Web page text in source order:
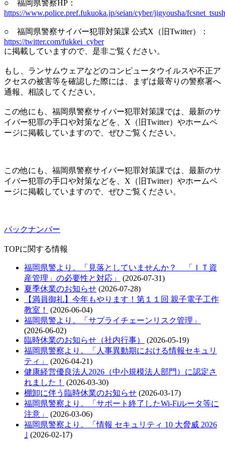
○ 福岡県警察HP：
https://www.police.pref.fukuoka.jp/seian/cyber/jigyousha/
○ 福岡県警察サイバー犯罪対策課 公式X（旧Twitter）：
https://twitter.com/fukkei_cyber
に掲載していますので、是非ご覧ください。
もし、ランサムウェアなどのコンピュータウイルスや不正ア
クセスの被害等を確認した際には、まずは最寄りの警察署へ
通報、相談してください。
この他にも、福岡県警察サイバー犯罪対策課では、最新のサ
イバー犯罪の手口や対策などを、X（旧Twitter）やホームペ
ージに掲載していますので、ぜひご覧ください。
この他にも、福岡県警察サイバー犯罪対策課では、最新のサ
イバー犯罪の手口や対策などを、X（旧Twitter）やホームペ
ージに掲載していますので、ぜひご覧ください。
バックナンバー
TOPに関する情報
福岡県警より。「見落としていませんか？ 「ＩＴ資
産管理」の必要性と対応」
(2026-07-31)
夏季休業のお知らせ (2026-07-28)
【満員御礼】今年もやります！第１１回 親子電子工作
教室！
(2026-06-04)
福岡県警より。「サプライチェーンリスク管理」
(2026-06-02)
臨時休業のお知らせ（社内行事）
(2026-05-19)
福岡県警察より。「人事異動期における情報セキュリ
ティ」
(2026-04-21)
健康経営優良法人2026（中小規模法人部門）に認定さ
れました！
(2026-03-30)
棚卸に伴う臨時休業のお知らせ (2026-03-17)
福岡県警察より。「サポート終了したWi-Fiルータ等に
注意」
(2026-03-06)
福岡県警察より。「情報 セキュリティ 10 大脅威 2026
｣ (2026-02-17)